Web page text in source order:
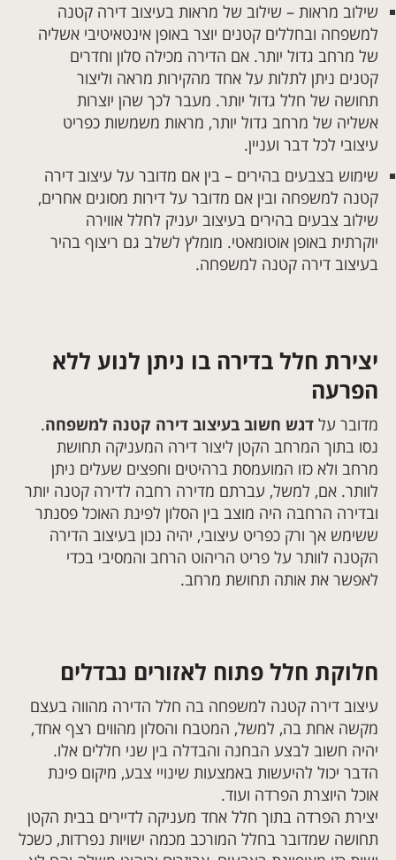
שילוב מראות – שילוב של מראות בעיצוב דירה קטנה
למשפחה ובחללים קטנים יוצר באופן אינטאיטיבי אשליה
של מרחב גדול יותר. אם הדירה מכילה סלון וחדרים
קטנים ניתן לתלות על אחד מהקירות מראה וליצור
תחושה של חלל גדול יותר. מעבר לכך שהן יוצרות
אשליה של מרחב גדול יותר, מראות משמשות כפריט
עיצובי לכל דבר ועניין.
שימוש בצבעים בהירים – בין אם מדובר על עיצוב דירה
קטנה למשפחה ובין אם מדובר על דירות מסוגים אחרים,
שילוב צבעים בהירים בעיצוב יעניק לחלל אווירה
יוקרתית באופן אוטומאטי. מומלץ לשלב גם ריצוף בהיר
בעיצוב דירה קטנה למשפחה.
יצירת חלל בדירה בו ניתן לנוע ללא
הפרעה
מדובר על דגש חשוב בעיצוב דירה קטנה למשפחה.
נסו בתוך המרחב הקטן ליצור דירה המעניקה תחושת
מרחב ולא כזו המועמסת ברהיטים וחפצים שעלים ניתן
לוותר. אם, למשל, עברתם מדירה רחבה לדירה קטנה יותר
ובדירה הרחבה היה מוצב בין הסלון לפינת האוכל פסנתר
ששימש אך ורק כפריט עיצובי, יהיה נכון בעיצוב הדירה
הקטנה לוותר על פריט הריהוט הרחב והמסיבי בכדי
לאפשר את אותה תחושת מרחב.
חלוקת חלל פתוח לאזורים נבדלים
עיצוב דירה קטנה למשפחה בה חלל הדירה מהווה בעצם
מקשה אחת בה, למשל, המטבח והסלון מהווים רצף אחד,
יהיה חשוב לבצע הבחנה והבדלה בין שני חללים אלו.
הדבר יכול להיעשות באמצעות שינויי צבע, מיקום פינת
אוכל היוצרת הפרדה ועוד.
יצירת הפרדה בתוך חלל אחד מעניקה לדיירים בבית הקטן
תחושה שמדובר בחלל המורכב מכמה ישויות נפרדות, כשכל